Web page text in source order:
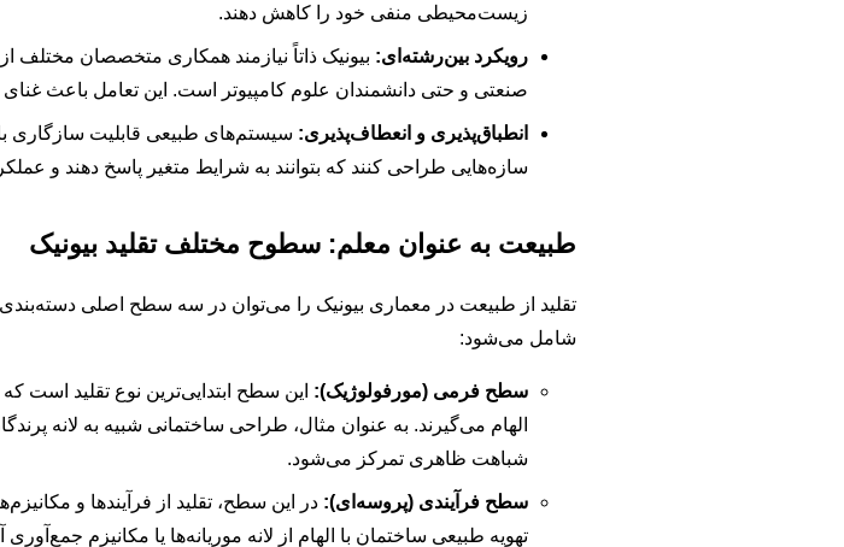
زیست‌محیطی منفی خود را کاهش دهند.
رویکرد بین‌رشته‌ای: بیونیک ذاتاً نیازمند همکاری متخصصان
صنعتی و حتی دانشمندان علوم کامپیوتر است. این تعامل باعث
انطباق‌پذیری و انعطاف‌پذیری: سیستم‌های طبیعی قابلیت سازگاری با
سازه‌هایی طراحی کنند که بتوانند به شرایط متغیر پاسخ دهند و
طبیعت به عنوان معلم: سطوح مختلف تقلید بیونیک
تقلید از طبیعت در معماری بیونیک را می‌توان در سه سطح اصلی
شامل می‌شود:
سطح فرمی (مورفولوژیک): این سطح ابتدایی‌ترین نوع تقلید است
الهام می‌گیرند. به عنوان مثال، طراحی ساختمانی شبیه به لانه
شباهت ظاهری تمرکز می‌شود.
سطح فرآیندی (پروسه‌ای): در این سطح، تقلید از فرآیندها و
تهویه طبیعی ساختمان با الهام از لانه موریانه‌ها یا مکانیزم